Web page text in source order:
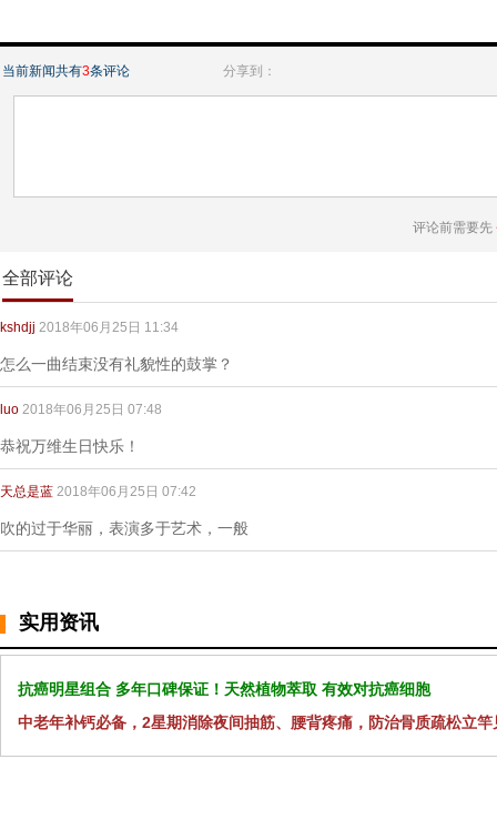
当前新闻共有3条评论 分享到：
评论前需要先
全部评论
kshdjj 2018年06月25日 11:34
怎么一曲结束没有礼貌性的鼓掌？
luo 2018年06月25日 07:48
恭祝万维生日快乐！
天总是蓝 2018年06月25日 07:42
吹的过于华丽，表演多于艺术，一般
实用资讯
抗癌明星组合 多年口碑保证！天然植物萃取 有效对抗癌细胞
中老年补钙必备，2星期消除夜间抽筋、腰背疼痛，防治骨质疏松立竿